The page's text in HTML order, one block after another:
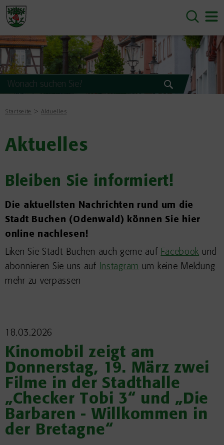
Startseite Aktuelles
Aktuelles
Bleiben Sie informiert!
Die aktuellsten Nachrichten rund um die
Stadt Buchen (Odenwald) können Sie hier
online nachlesen!
Liken Sie Stadt Buchen auch gerne auf Facebook und
abonnieren Sie uns auf
Instagram um keine Meldung
mehr zu verpassen
18.03.2026
Kinomobil zeigt am
Donnerstag, 19. März zwei
Filme in der Stadthalle
„Checker Tobi 3“ und „Die
Barbaren - Willkommen in
der Bretagne“